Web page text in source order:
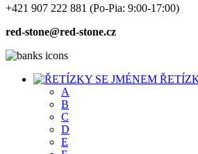
+421 907 222 881 (Po-Pia: 9:00-17:00)
red-stone@red-stone.cz
A
B
C
D
E